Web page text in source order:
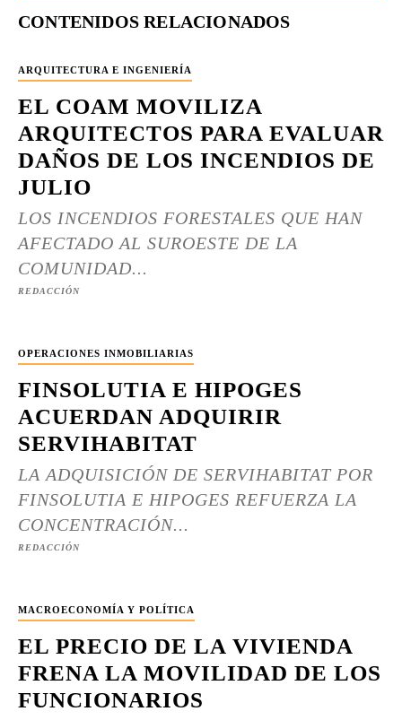
CONTENIDOS RELACIONADOS
ARQUITECTURA E INGENIERÍA
EL COAM MOVILIZA
ARQUITECTOS PARA EVALUAR
DAÑOS DE LOS INCENDIOS DE
JULIO
LOS INCENDIOS FORESTALES QUE HAN
AFECTADO AL SUROESTE DE LA
COMUNIDAD...
REDACCIÓN
OPERACIONES INMOBILIARIAS
FINSOLUTIA E HIPOGES
ACUERDAN ADQUIRIR
SERVIHABITAT
LA ADQUISICIÓN DE SERVIHABITAT POR
FINSOLUTIA E HIPOGES REFUERZA LA
CONCENTRACIÓN...
REDACCIÓN
MACROECONOMÍA Y POLÍTICA
EL PRECIO DE LA VIVIENDA
FRENA LA MOVILIDAD DE LOS
FUNCIONARIOS